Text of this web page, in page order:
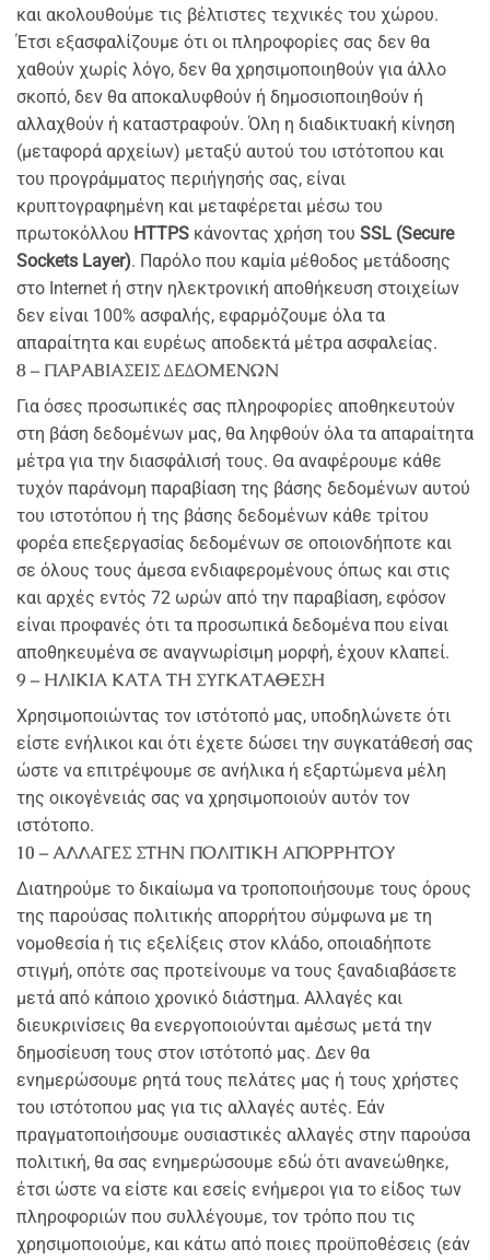
και ακολουθούμε τις βέλτιστες τεχνικές του χώρου.
Έτσι εξασφαλίζουμε ότι οι πληροφορίες σας δεν θα
χαθούν χωρίς λόγο, δεν θα χρησιμοποιηθούν για άλλο
σκοπό, δεν θα αποκαλυφθούν ή δημοσιοποιηθούν ή
αλλαχθούν ή καταστραφούν. Όλη η διαδικτυακή κίνηση
(μεταφορά αρχείων) μεταξύ αυτού του ιστότοπου και
του προγράμματος περιήγησής σας, είναι
κρυπτογραφημένη και μεταφέρεται μέσω του
πρωτοκόλλου HTTPS κάνοντας χρήση του SSL (Secure
Sockets Layer). Παρόλο που καμία μέθοδος μετάδοσης
στο Internet ή στην ηλεκτρονική αποθήκευση στοιχείων
δεν είναι 100% ασφαλής, εφαρμόζουμε όλα τα
απαραίτητα και ευρέως αποδεκτά μέτρα ασφαλείας.
8 – ΠΑΡΑΒΙΑΣΕΙΣ ΔΕΔΟΜΕΝΩΝ
Για όσες προσωπικές σας πληροφορίες αποθηκευτούν
στη βάση δεδομένων μας, θα ληφθούν όλα τα απαραίτητα
μέτρα για την διασφάλισή τους. Θα αναφέρουμε κάθε
τυχόν παράνομη παραβίαση της βάσης δεδομένων αυτού
του ιστοτόπου ή της βάσης δεδομένων κάθε τρίτου
φορέα επεξεργασίας δεδομένων σε οποιονδήποτε και
σε όλους τους άμεσα ενδιαφερομένους όπως και στις
και αρχές εντός 72 ωρών από την παραβίαση, εφόσον
είναι προφανές ότι τα προσωπικά δεδομένα που είναι
αποθηκευμένα σε αναγνωρίσιμη μορφή, έχουν κλαπεί.
9 – ΗΛΙΚΙΑ ΚΑΤΑ ΤΗ ΣΥΓΚΑΤΑΘΕΣΗ
Χρησιμοποιώντας τον ιστότοπό μας, υποδηλώνετε ότι
είστε ενήλικοι και ότι έχετε δώσει την συγκατάθεσή σας
ώστε να επιτρέψουμε σε ανήλικα ή εξαρτώμενα μέλη
της οικογένειάς σας να χρησιμοποιούν αυτόν τον
ιστότοπο.
10 – ΑΛΛΑΓΕΣ ΣΤΗΝ ΠΟΛΙΤΙΚΗ ΑΠΟΡΡΗΤΟΥ
Διατηρούμε το δικαίωμα να τροποποιήσουμε τους όρους
της παρούσας πολιτικής απορρήτου σύμφωνα με τη
νομοθεσία ή τις εξελίξεις στον κλάδο, οποιαδήποτε
στιγμή, οπότε σας προτείνουμε να τους ξαναδιαβάσετε
μετά από κάποιο χρονικό διάστημα. Αλλαγές και
διευκρινίσεις θα ενεργοποιούνται αμέσως μετά την
δημοσίευση τους στον ιστότοπό μας. Δεν θα
ενημερώσουμε ρητά τους πελάτες μας ή τους χρήστες
του ιστότοπου μας για τις αλλαγές αυτές. Εάν
πραγματοποιήσουμε ουσιαστικές αλλαγές στην παρούσα
πολιτική, θα σας ενημερώσουμε εδώ ότι ανανεώθηκε,
έτσι ώστε να είστε και εσείς ενήμεροι για το είδος των
πληροφοριών που συλλέγουμε, τον τρόπο που τις
χρησιμοποιούμε, και κάτω από ποιες προϋποθέσεις (εάν